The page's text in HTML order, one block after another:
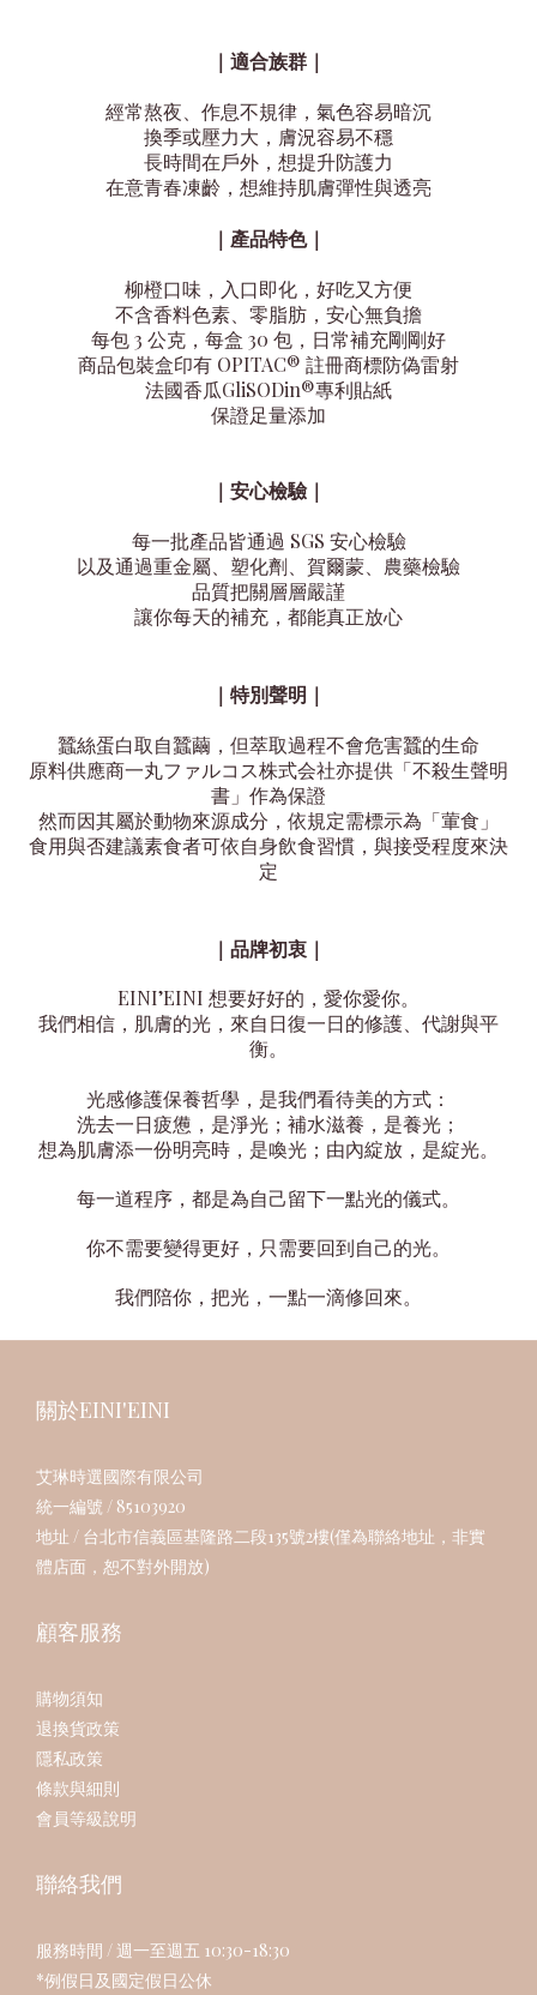
｜ 適合族群 ｜
經常熬夜、作息不規律，氣色容易暗沉
換季或壓力大，膚況容易不穩
長時間在戶外，想提升防護力
在意青春凍齡，想維持肌膚彈性與透亮
｜ 產品特色｜
柳橙口味，入口即化，好吃又方便
不含香料色素、零脂肪，安心無負擔
每包 3 公克，每盒 30 包，日常補充剛剛好
商品包裝盒印有 OPITAC® 註冊商標防偽雷射
法國香瓜GliSODin®專利貼紙
保證足量添加
｜ 安心檢驗 ｜
每一批產品皆通過 SGS 安心檢驗
以及通過重金屬、塑化劑、賀爾蒙、農藥檢驗
品質把關層層嚴謹
讓你每天的補充，都能真正放心
｜ 特別聲明 ｜
蠶絲蛋白取自蠶繭，但萃取過程不會危害蠶的生命
原料供應商一丸ファルコス株式会社亦提供「不殺生聲明
書」作為保證
然而因其屬於動物來源成分，依規定需標示為「葷食」
食用與否建議素食者可依自身飲食習慣，與接受程度來決
定
｜品牌初衷｜
EINI’EINI 想要好好的，愛你愛你。
我們相信，肌膚的光，來自日復一日的修護、代謝與平
衡。
光感修護保養哲學，是我們看待美的方式：
洗去一日疲憊，是淨光；補水滋養，是養光；
想為肌膚添一份明亮時，是喚光；由內綻放，是綻光。
每一道程序，都是為自己留下一點光的儀式。
你不需要變得更好，只需要回到自己的光。
我們陪你，把光，一點一滴修回來。
關於EINI'EINI
艾琳時選國際有限公司
統一編號 / 85103920
地址 / 台北市信義區基隆路二段135號2樓(僅為聯絡地址，非實
體店面，恕不對外開放)
顧客服務
購物須知
退換貨政策
隱私政策
條款與細則
會員等級說明
聯絡我們
服務時間 / 週一至週五 10:30-18:30
*例假日及國定假日公休